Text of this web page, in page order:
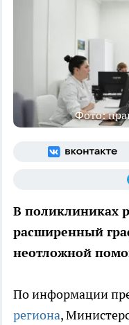
Фото:
В поликлиниках
расширенный
неотложной
По информации
региона,